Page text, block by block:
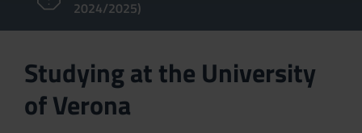
2024/2025)
Studying at the University
of Verona